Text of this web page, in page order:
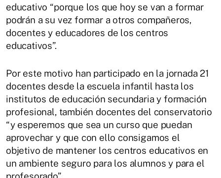
educativo “porque los que hoy se van a formar
podrán a su vez formar a otros compañeros,
docentes y educadores de los centros
educativos”.
Por este motivo han participado en la jornada 21
docentes desde la escuela infantil hasta los
institutos de educación secundaria y formación
profesional, también docentes del conservatorio
“y esperemos que sea un curso que puedan
aprovechar y que con ello consigamos el
objetivo de mantener los centros educativos en
un ambiente seguro para los alumnos y para el